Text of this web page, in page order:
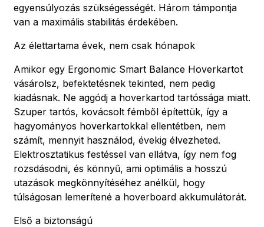
egyensúlyozás szükségességét. Három támpontja
van a maximális stabilitás érdekében.
Az élettartama évek, nem csak hónapok
Amikor egy Ergonomic Smart Balance Hoverkartot
vásárolsz, befektetésnek tekinted, nem pedig
kiadásnak. Ne aggódj a hoverkartod tartóssága miatt.
Szuper tartós, kovácsolt fémből építettük, így a
hagyományos hoverkartokkal ellentétben, nem
számít, mennyit használod, évekig élvezheted.
Elektrosztatikus festéssel van ellátva, így nem fog
rozsdásodni, és könnyű, ami optimális a hosszú
utazások megkönnyítéséhez anélkül, hogy
túlságosan lemerítené a hoverboard akkumulátorát.
Első a biztonságú